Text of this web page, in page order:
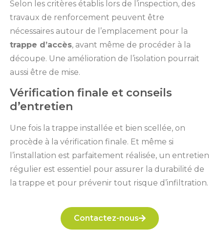
Selon les critères établis lors de l’inspection, des
travaux de renforcement peuvent être
nécessaires autour de l’emplacement pour la
trappe d’accès, avant même de procéder à la
découpe. Une amélioration de l’isolation pourrait
aussi être de mise.
Vérification finale et conseils
d’entretien
Une fois la trappe installée et bien scellée, on
procède à la vérification finale. Et même si
l’installation est parfaitement réalisée, un entretien
régulier est essentiel pour assurer la durabilité de
la trappe et pour prévenir tout risque d’infiltration.
Contactez-nous